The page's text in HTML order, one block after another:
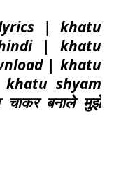
| khatu
| khatu
| khatu
shyam
बनाले मुझे